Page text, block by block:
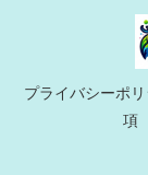
プライバシーポ
項